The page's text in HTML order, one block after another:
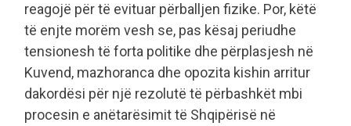
reagojë për të evituar përballjen fizike. Por, këtë
të enjte morëm vesh se, pas kësaj periudhe
tensionesh të forta politike dhe përplasjesh në
Kuvend, mazhoranca dhe opozita kishin arritur
dakordësi për një rezolutë të përbashkët mbi
procesin e anëtarësimit të Shqipërisë në